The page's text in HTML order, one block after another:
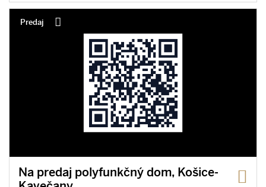
Predaj
Na predaj polyfunkčný dom, Košice-